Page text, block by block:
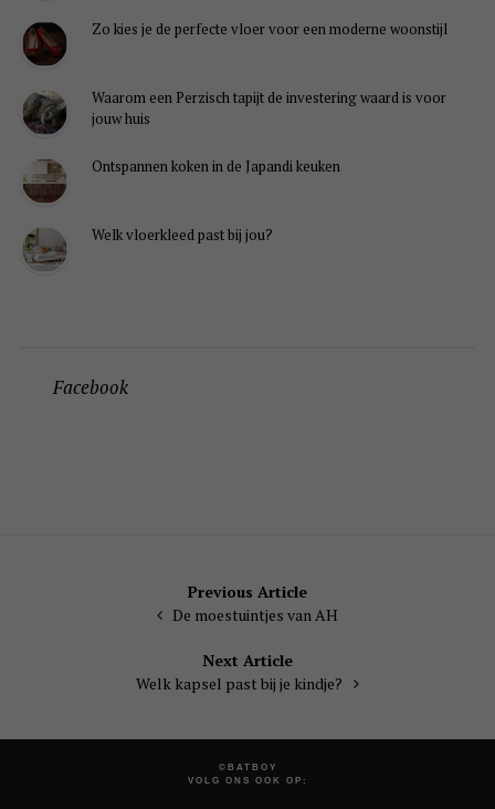
Zo kies je de perfecte vloer voor een moderne woonstijl
Waarom een Perzisch tapijt de investering waard is voor
jouw huis
Ontspannen koken in de Japandi keuken
Welk vloerkleed past bij jou?
Facebook
Previous Article
De moestuintjes van AH
Next Article
Welk kapsel past bij je kindje?
©BATBOY
VOLG ONS OOK OP: